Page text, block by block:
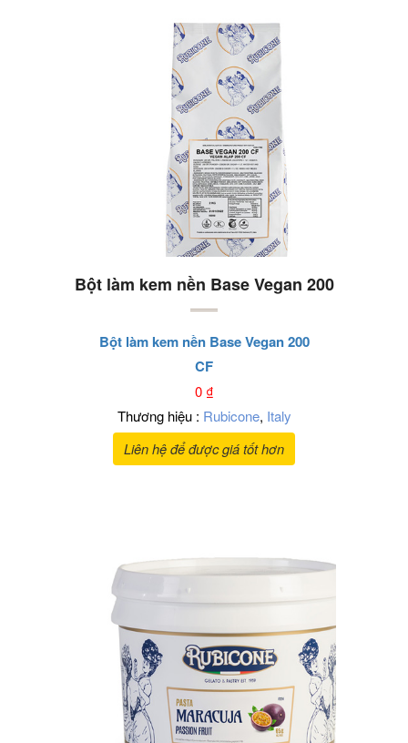
Bột làm kem nền Base Vegan 200
CF
Bột làm kem nền Base Vegan 200
CF
0₫
Thương hiệu : Rubicone, Italy
Liên hệ để được giá tốt hơn